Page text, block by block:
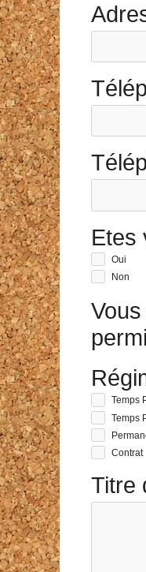
Etes
Oui
Non
Temps
Temps
Contrat
Titre